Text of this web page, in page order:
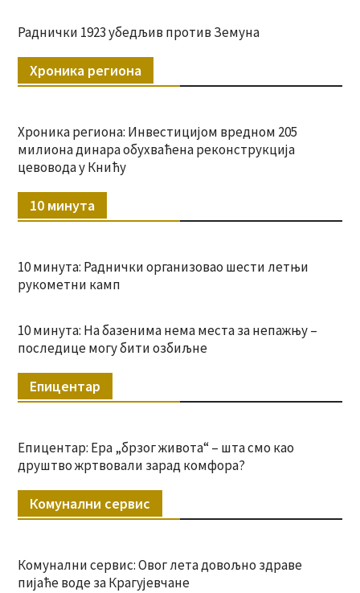
Раднички 1923 убедљив против Земуна
Хроника региона
Хроника региона: Инвестицијом вредном 205
милиона динара обухваћена реконструкција
цевовода у Книћу
10 минута
10 минута: Раднички организовао шести летњи
рукометни камп
10 минута: На базенима нема места за непажњу –
последице могу бити озбиљне
Епицентар
Епицентар: Ера „брзог живота“ – шта смо као
друштво жртвовали зарад комфора?
Комунални сервис
Комунални сервис: Овог лета довољно здраве
пијаће воде за Крагујевчане